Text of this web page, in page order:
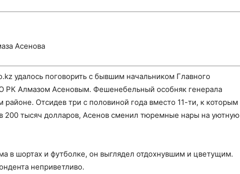
Асенова
удалось поговорить с бывшим начальником Главного
РК Алмазом Асеновым. Фешенебельный особняк генерала
районе. Отсидев три с половиной года вместо 11-ти, к которым
в 200 тысяч долларов, Асенов сменил тюремные нары на уютную
в шортах и футболке, он выглядел отдохнувшим и цветущим.
неприветливо.